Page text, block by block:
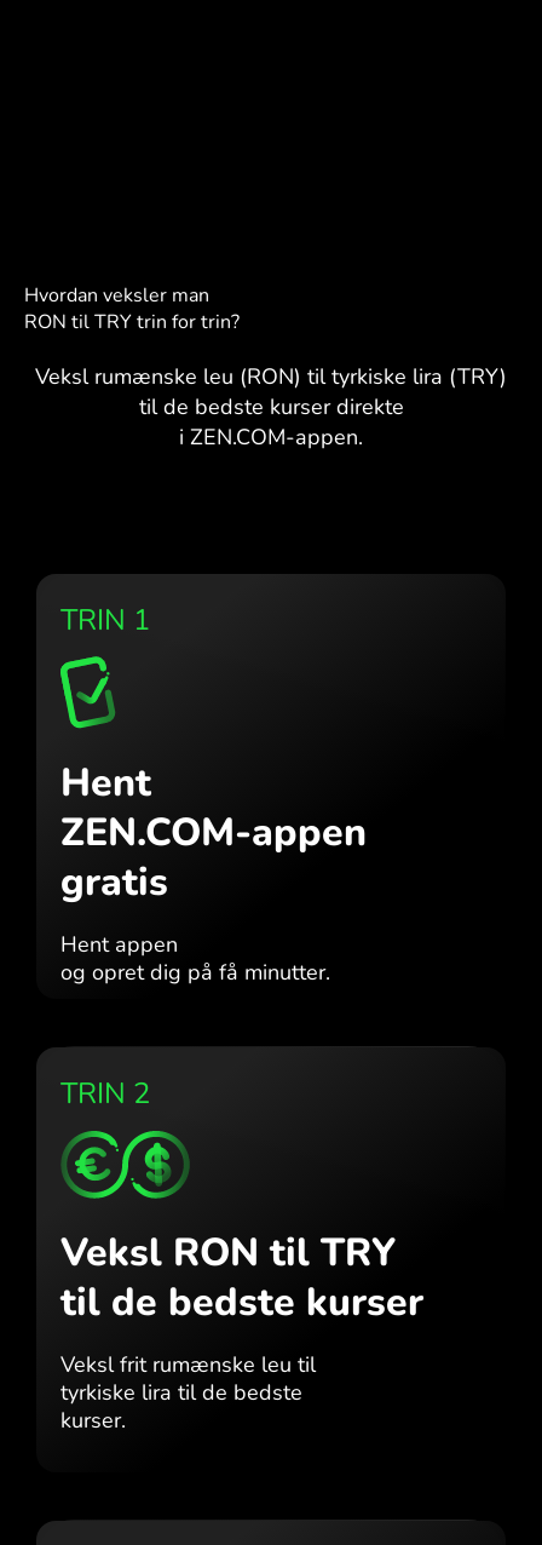
Hvordan veksler man
RON til TRY trin for trin?
Veksl rumænske leu (RON) til tyrkiske lira (TRY)
til de bedste kurser direkte
i ZEN.COM-appen.
TRIN 1
Hent
ZEN.COM-appen
gratis
Hent appen
og opret dig på få minutter.
TRIN 2
Veksl RON til TRY
til de bedste kurser
Veksl frit rumænske leu til
tyrkiske lira til de bedste
kurser.